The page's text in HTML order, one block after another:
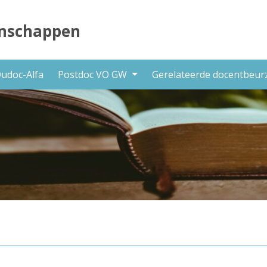
Alfa Postdoc VO GW Gerelateerde